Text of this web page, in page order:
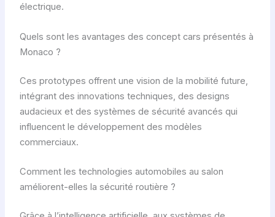
électrique.
Quels sont les avantages des concept cars présentés à
Monaco ?
Ces prototypes offrent une vision de la mobilité future,
intégrant des innovations techniques, des designs
audacieux et des systèmes de sécurité avancés qui
influencent le développement des modèles
commerciaux.
Comment les technologies automobiles au salon
améliorent-elles la sécurité routière ?